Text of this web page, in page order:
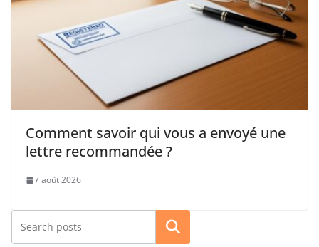
Comment savoir qui vous a envoyé une
lettre recommandée ?
7 août 2026
Rechercher